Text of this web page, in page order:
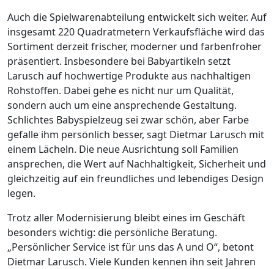
Auch die Spielwarenabteilung entwickelt sich weiter. Auf
insgesamt 220 Quadratmetern Verkaufsfläche wird das
Sortiment derzeit frischer, moderner und farbenfroher
präsentiert. Insbesondere bei Babyartikeln setzt
Larusch auf hochwertige Produkte aus nachhaltigen
Rohstoffen. Dabei gehe es nicht nur um Qualität,
sondern auch um eine ansprechende Gestaltung.
Schlichtes Babyspielzeug sei zwar schön, aber Farbe
gefalle ihm persönlich besser, sagt Dietmar Larusch mit
einem Lächeln. Die neue Ausrichtung soll Familien
ansprechen, die Wert auf Nachhaltigkeit, Sicherheit und
gleichzeitig auf ein freundliches und lebendiges Design
legen.
Trotz aller Modernisierung bleibt eines im Geschäft
besonders wichtig: die persönliche Beratung.
„Persönlicher Service ist für uns das A und O“, betont
Dietmar Larusch. Viele Kunden kennen ihn seit Jahren